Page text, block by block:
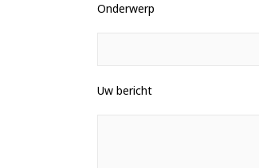
Onderwerp
Uw bericht